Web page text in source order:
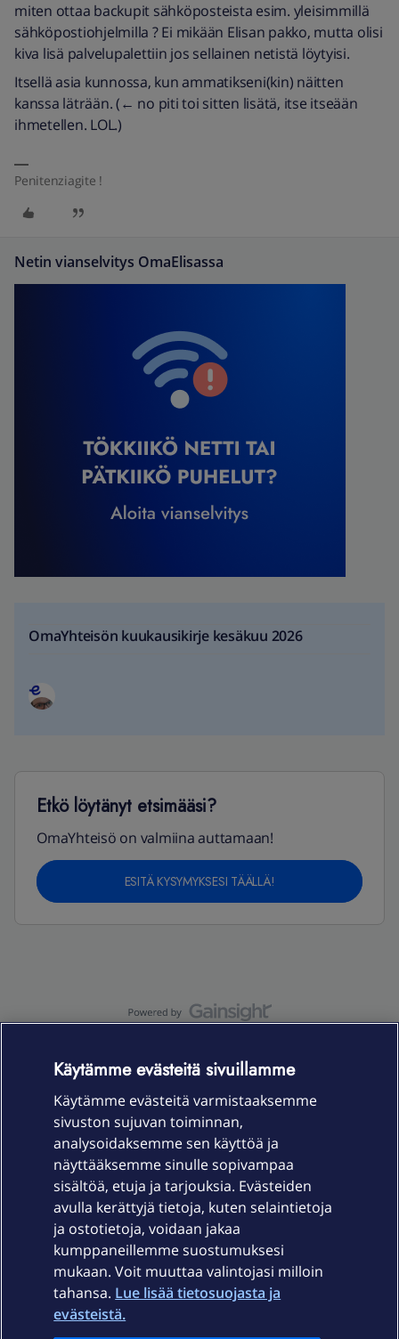
miten ottaa backupit sähköposteista esim. yleisimmillä
sähköpostiohjelmilla ? Ei mikään Elisan pakko, mutta olisi
kiva lisä palvelupalettiin jos sellainen netistä löytyisi.
Itsellä asia kunnossa, kun ammatikseni(kin) näitten
kanssa läträän. (← no piti toi sitten lisätä, itse itseään
ihmetellen. LOL.)
Penitenziagite !
Netin vianselvitys OmaElisassa
OmaYhteisön kuukausikirje kesäkuu 2026
Etkö löytänyt etsimääsi?
OmaYhteisö on valmiina auttamaan!
ESITÄ KYSYMYKSESI TÄÄLLÄ!
Laitteet & liittymät
Palvelut
Ajankohtaista
Käytämme evästeitä sivuillamme
Käytämme evästeitä varmistaaksemme
sivuston sujuvan toiminnan,
analysoidaksemme sen käyttöä ja
näyttääksemme sinulle sopivampaa
sisältöä, etuja ja tarjouksia. Evästeiden
avulla kerättyjä tietoja, kuten selaintietoja
ja ostotietoja, voidaan jakaa
kumppaneillemme suostumuksesi
mukaan. Voit muuttaa valintojasi milloin
tahansa. Lue lisää tietosuojasta ja
evästeistä.